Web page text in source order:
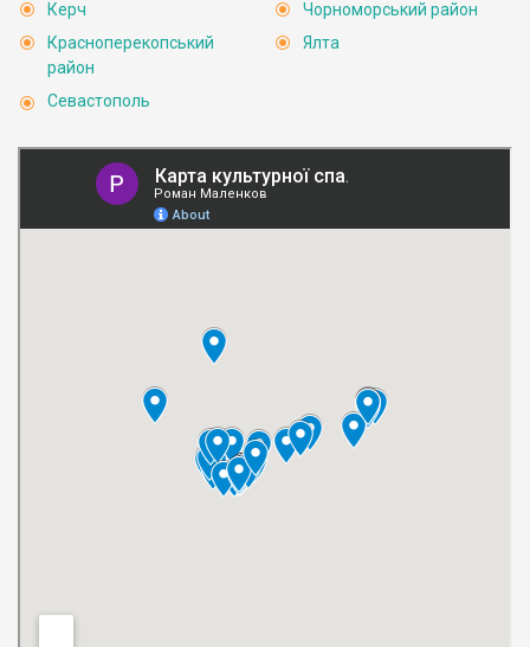
Керч
Красноперекопський
район
Севастополь
Чорноморський район
Ялта